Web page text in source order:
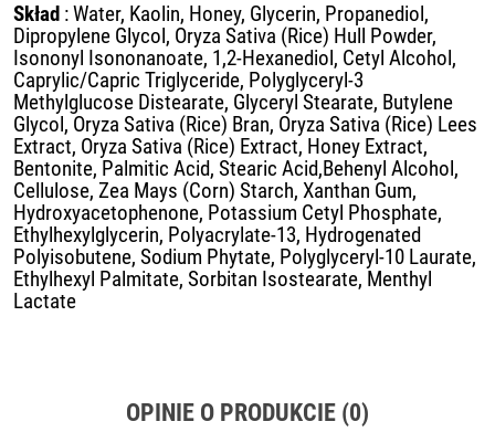
Skład : Water, Kaolin, Honey, Glycerin, Propanediol,
Dipropylene Glycol, Oryza Sativa (Rice) Hull Powder,
Isononyl Isononanoate, 1,2-Hexanediol, Cetyl Alcohol,
Caprylic/Capric Triglyceride, Polyglyceryl-3
Methylglucose Distearate, Glyceryl Stearate, Butylene
Glycol, Oryza Sativa (Rice) Bran, Oryza Sativa (Rice) Lees
Extract, Oryza Sativa (Rice) Extract, Honey Extract,
Bentonite, Palmitic Acid, Stearic Acid,Behenyl Alcohol,
Cellulose, Zea Mays (Corn) Starch, Xanthan Gum,
Hydroxyacetophenone, Potassium Cetyl Phosphate,
Ethylhexylglycerin, Polyacrylate-13, Hydrogenated
Polyisobutene, Sodium Phytate, Polyglyceryl-10 Laurate,
Ethylhexyl Palmitate, Sorbitan Isostearate, Menthyl
Lactate
OPINIE O PRODUKCIE (0)